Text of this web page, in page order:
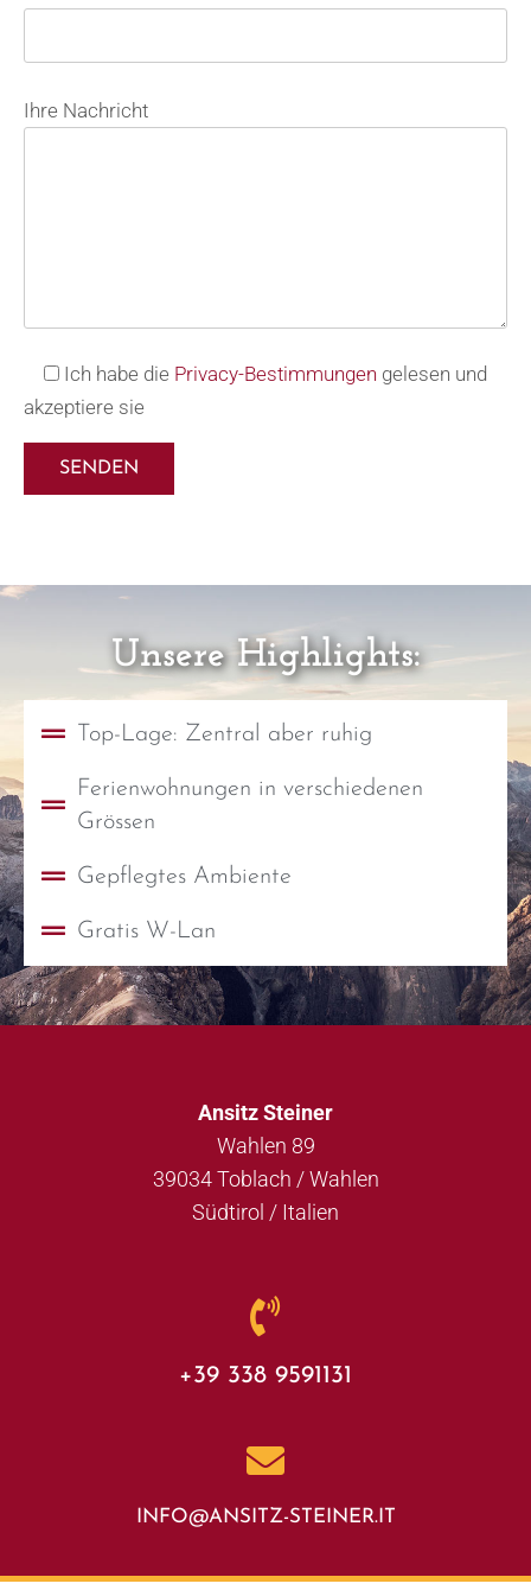
Bitte lasse dieses Feld leer.
Ihre Nachricht
Ich habe die Privacy-Bestimmungen gelesen und
akzeptiere sie
Unsere Highlights:
Top-Lage: Zentral aber ruhig
Ferienwohnungen in verschiedenen
Grössen
Gepflegtes Ambiente
Gratis W-Lan
Ansitz Steiner
Wahlen 89
39034 Toblach / Wahlen
Südtirol / Italien
+39 338 9591131
INFO@ANSITZ-STEINER.IT